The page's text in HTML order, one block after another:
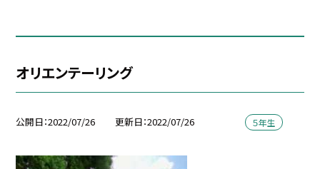
オリエンテーリング
公開日 2022/07/26 更新日 2022/07/26 ５年生